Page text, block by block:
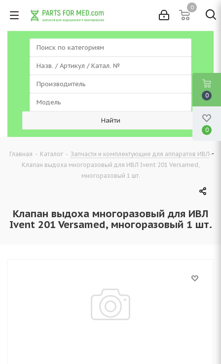
0
Главная - Каталог - Запчасти и комплектующие для аппаратов ИВЛ-
Клапан выдоха многоразовый для ИВЛ Ivent 201 Versamed,
многоразовый 1 шт.
Клапан выдоха многоразовый для ИВЛ
Ivent 201 Versamed, многоразовый 1 шт.
0
0